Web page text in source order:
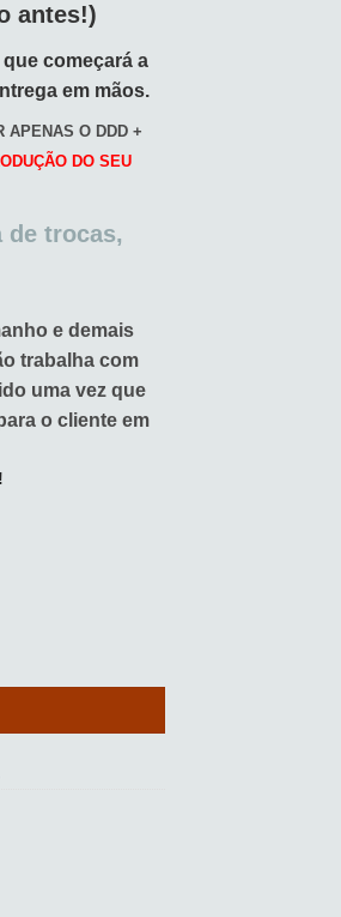
antes!)
que começará a
em mãos.
APENAS O DDD +
DO SEU
de trocas,
e demais
trabalha com
uma vez que
o cliente em